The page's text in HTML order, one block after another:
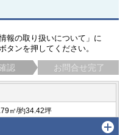
報の取り扱いについて」に
タンを押してください。
認 お問合せ完了
面積
㎡/約34.42坪